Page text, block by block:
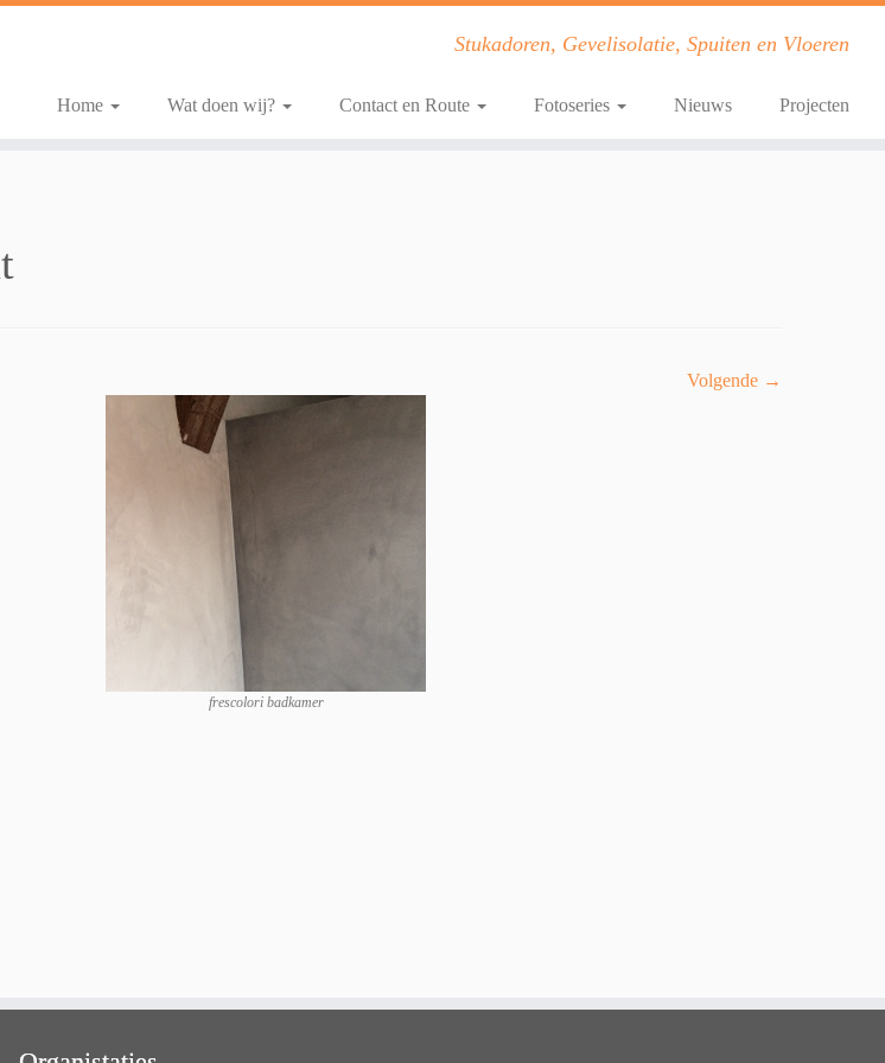
Stukadoren, Gevelisolatie, Spuiten en Vloeren
Home Wat doen wij? Contact en Route Fotoseries Nieuws Projecten
Volgende →
frescolori badkamer